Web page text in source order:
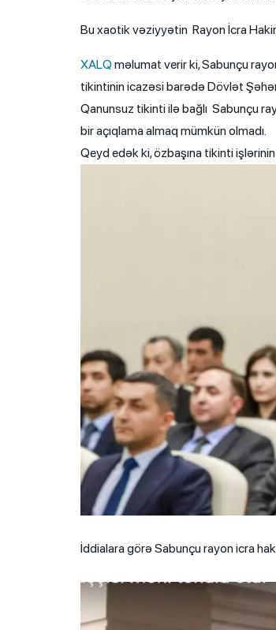
Bu xaotik vəziyyətin Rayon İcra
XALQ məlumat verir ki, Sabunçu
tikintinin icazəsi barədə Dövlət
Qanunsuz tikinti ilə bağlı Sabunçu
bir açıqlama almaq mümkün olmadı.
Qeyd edək ki, özbaşına tikinti
İddialara görə Sabunçu rayon icra